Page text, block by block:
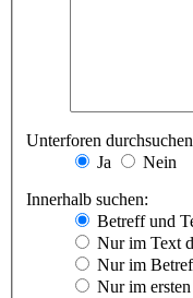
Unterforen
Ja
Nein
Innerhalb suchen:
Betreff und
Nur im Text
Nur im
Nur im